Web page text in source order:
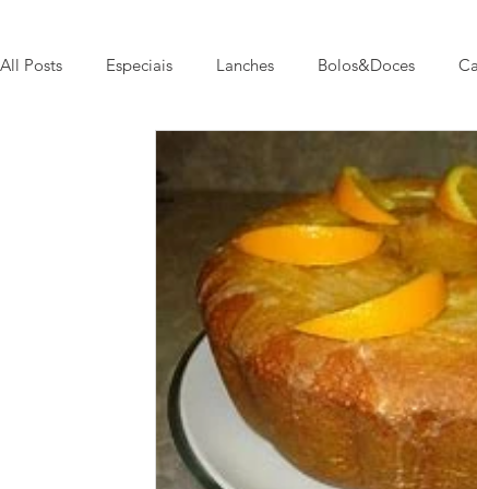
All Posts Especiais Lanches Bolos&Doces